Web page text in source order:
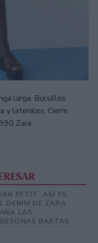
larga. Bolsillos
y laterales. Cierre
Zara.
PETIT: ASÍ ES
DENIM DE ZARA
LAS
BAJITAS